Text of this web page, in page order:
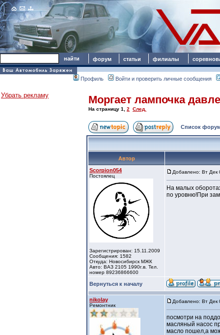
форум статьи филиалы
Профиль Войти и проверить личные сообщения
Убрать рекламу Моргает лампочка
На страницу 1 2 След.
Список
Автор
Scorpion054
Постоялец
Зарегистрирован: 15.11.2009
Сообщения: 1582
Откуда: Новосибирск МЖК
Авто: ВАЗ 2105 1990г.в. Тел.
номер 89236866600
Добавлено: Вт Дек
На малых
по уровню!При
Вернуться к началу
nikolay
Ремонтник
Добавлено: Вт Дек
посмотри на
масляный насос
масло пошел,а